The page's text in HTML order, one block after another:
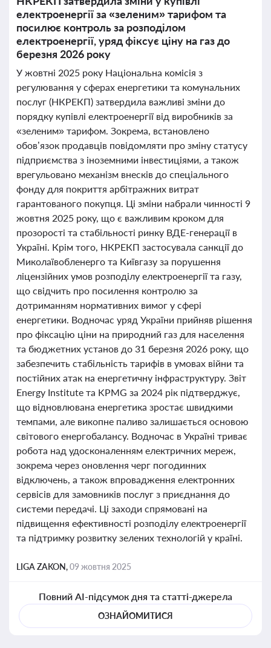
електроенергії за «зеленим» тарифом та
посилює контроль за розподілом
електроенергії, уряд фіксує ціну на газ до
березня 2026 року
У жовтні 2025 року Національна комісія з
регулювання у сферах енергетики та комунальних
послуг (НКРЕКП) затвердила важливі зміни до
порядку купівлі електроенергії від виробників за
«зеленим» тарифом. Зокрема, встановлено
обов’язок продавців повідомляти про зміну статусу
підприємства з іноземними інвестиціями, а також
врегульовано механізм внесків до спеціального
фонду для покриття арбітражних витрат
гарантованого покупця. Ці зміни набрали чинності 9
жовтня 2025 року, що є важливим кроком для
прозорості та стабільності ринку ВДЕ-генерації в
Україні. Крім того, НКРЕКП застосувала санкції до
Миколаївобленерго та Київгазу за порушення
ліцензійних умов розподілу електроенергії та газу,
що свідчить про посилення контролю за
дотриманням нормативних вимог у сфері
енергетики. Водночас уряд України прийняв рішення
про фіксацію ціни на природний газ для населення
та бюджетних установ до 31 березня 2026 року, що
забезпечить стабільність тарифів в умовах війни та
постійних атак на енергетичну інфраструктуру. Звіт
Energy Institute та KPMG за 2024 рік підтверджує,
що відновлювана енергетика зростає швидкими
темпами, але викопне паливо залишається основою
світового енергобалансу. Водночас в Україні триває
робота над удосконаленням електричних мереж,
зокрема через оновлення черг погодинних
відключень, а також впровадження електронних
сервісів для замовників послуг з приєднання до
системи передачі. Ці заходи спрямовані на
підвищення ефективності розподілу електроенергії
та підтримку розвитку зелених технологій у країні.
LIGA ZAKON,09 жовтня 2025
Повний AI-підсумок дня та статті-джерела
ОЗНАЙОМИТИСЯ